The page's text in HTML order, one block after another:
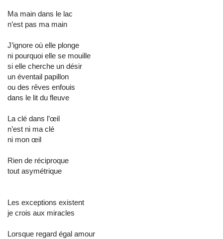
Ma main dans le lac
n’est pas ma main
J’ignore où elle plonge
ni pourquoi elle se mouille
si elle cherche un désir
un éventail papillon
ou des rêves enfouis
dans le lit du fleuve
La clé dans l’œil
n’est ni ma clé
ni mon œil
Rien de réciproque
tout asymétrique
Les exceptions existent
je crois aux miracles
Lorsque regard égal amour